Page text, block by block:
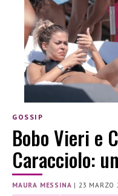
GOSSIP
Bobo Vieri e
Caracciolo:
MAURA MESSINA | 23 MARZO